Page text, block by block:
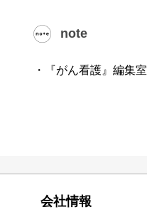
note
・『がん看護』編集室
会社情報